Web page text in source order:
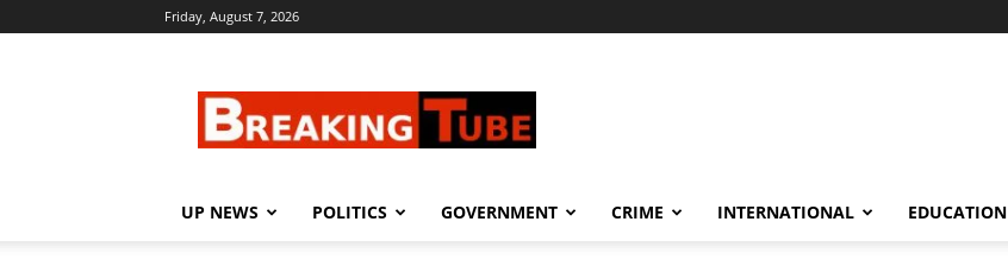
Friday, August 7, 2026
UP NEWS POLITICS GOVERNMENT CRIME INTERNATIONAL EDUCATION